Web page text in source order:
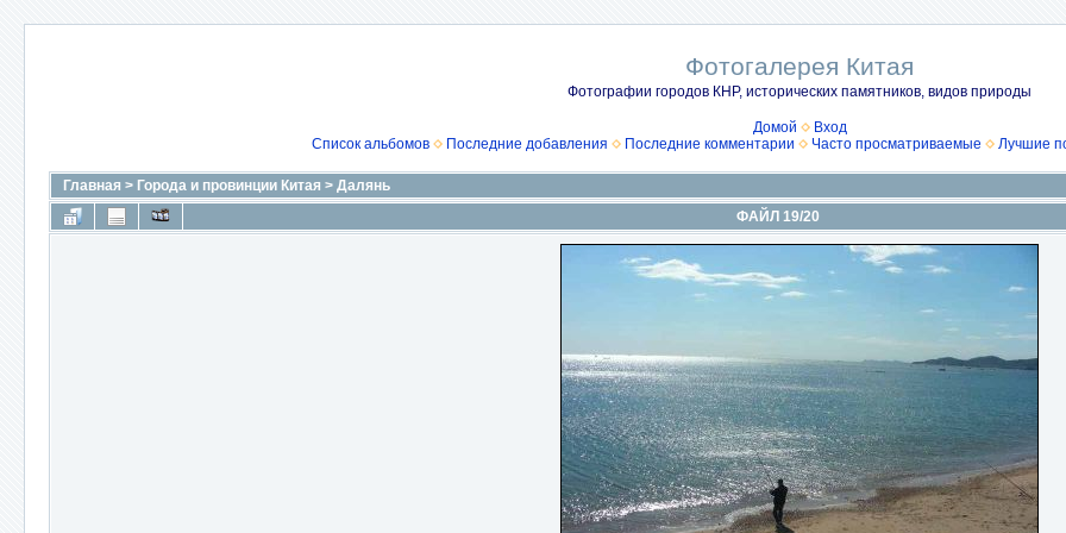
Фотогалерея Китая
Фотографии городов КНР, исторических памятников, видов природы
Домой
Вход
Список альбомов
Последние добавления Последние комментарии Часто просматриваемые Лучшие
Главная > Города и провинции Китая > Далянь
ФАЙЛ 19/20